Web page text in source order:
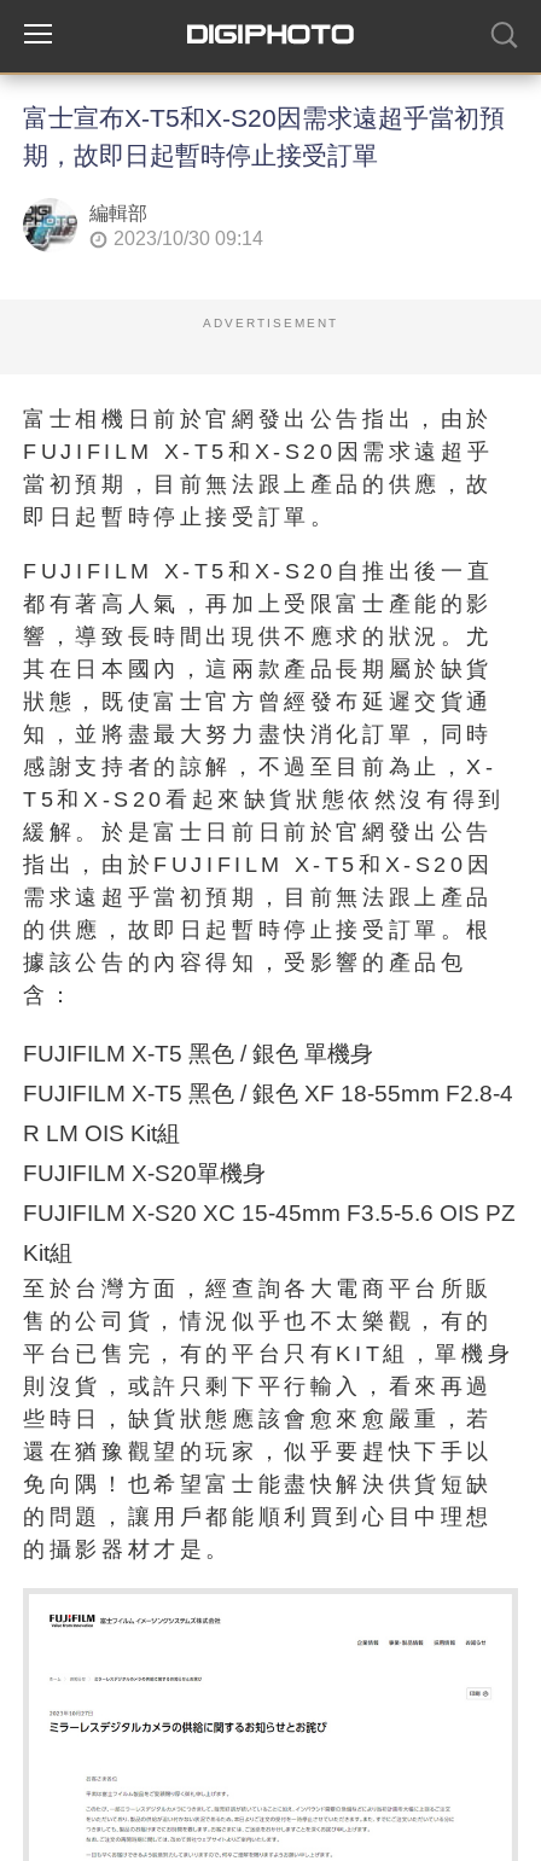
富士宣布X-T5和X-S20因需求遠超乎當初預
期，故即日起暫時停止接受訂單
編輯部
2023/10/30 09:14
ADVERTISEMENT
富士相機日前於官網發出公告指出，由於
FUJIFILM X-T5和X-S20因需求遠超乎
當初預期，目前無法跟上產品的供應，故
即日起暫時停止接受訂單。
FUJIFILM X-T5和X-S20自推出後一直
都有著高人氣，再加上受限富士產能的影
響，導致長時間出現供不應求的狀況。尤
其在日本國內，這兩款產品長期屬於缺貨
狀態，既使富士官方曾經發布延遲交貨通
知，並將盡最大努力盡快消化訂單，同時
感謝支持者的諒解，不過至目前為止，X-
T5和X-S20看起來缺貨狀態依然沒有得到
緩解。於是富士日前日前於官網發出公告
指出，由於FUJIFILM X-T5和X-S20因
需求遠超乎當初預期，目前無法跟上產品
的供應，故即日起暫時停止接受訂單。根
據該公告的內容得知，受影響的產品包
含：
FUJIFILM X-T5 黑色 / 銀色 單機身
FUJIFILM X-T5 黑色 / 銀色 XF 18-55mm F2.8-4
R LM OIS Kit組
FUJIFILM X-S20單機身
FUJIFILM X-S20 XC 15-45mm F3.5-5.6 OIS PZ
Kit組
至於台灣方面，經查詢各大電商平台所販
售的公司貨，情況似乎也不太樂觀，有的
平台已售完，有的平台只有KIT組，單機身
則沒貨，或許只剩下平行輸入，看來再過
些時日，缺貨狀態應該會愈來愈嚴重，若
還在猶豫觀望的玩家，似乎要趕快下手以
免向隅！也希望富士能盡快解決供貨短缺
的問題，讓用戶都能順利買到心目中理想
的攝影器材才是。